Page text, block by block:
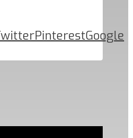
PinterestGoogle